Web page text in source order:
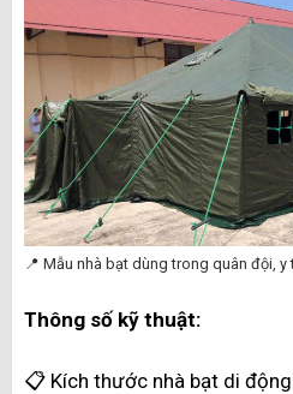
📍 Mẫu nhà bạt dùng trong quân đội, y
Thông số kỹ thuật:
📋 Kích thước nhà bạt di